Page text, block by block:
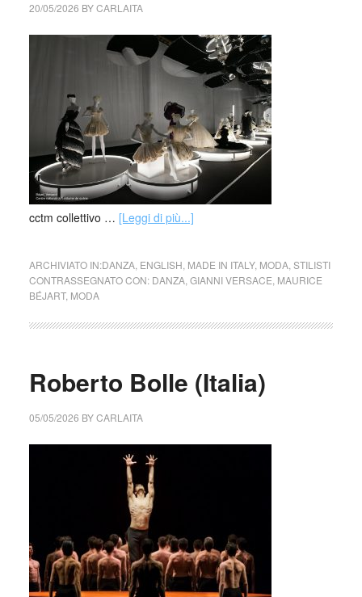
20/05/2026 BYCARLAITA
cctm collettivo … [Leggi di più...]
ARCHIVIATO IN:DANZA, ENGLISH MADE IN ITALY, MODA, STILISTI
CONTRASSEGNATO CON: DANZA, GIANNI VERSACE MAURICE
BÉJART, MODA
Roberto Bolle (Italia)
05/05/2026 BYCARLAITA